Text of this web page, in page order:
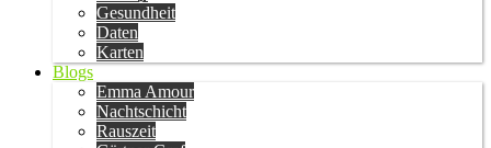
Gesundheit
Daten
Karten
Blogs
Emma Amour
Nachtschicht
Rauszeit